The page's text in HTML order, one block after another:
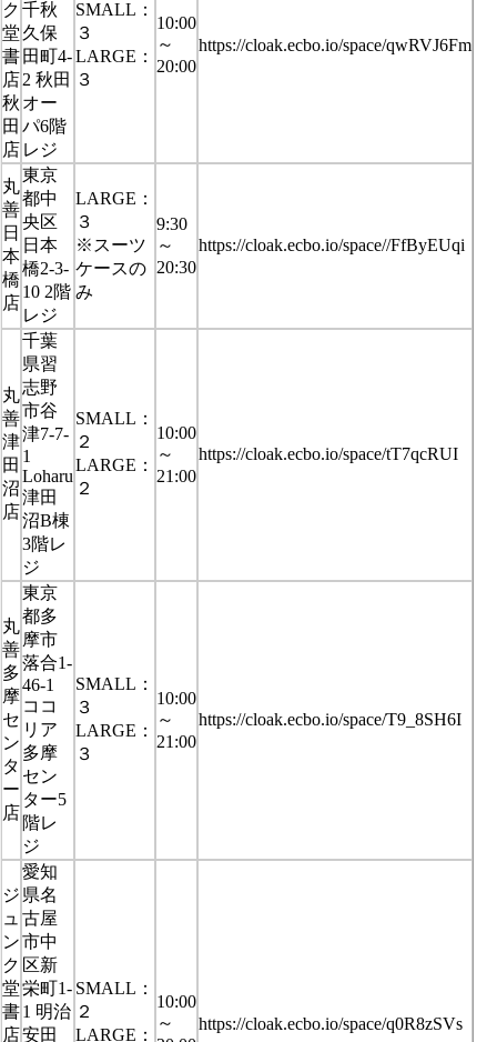
ク
堂
書
店
秋
田
店
千秋
久保
田町4-
2 秋田
オー
パ6階
レジ
SMALL：
３
LARGE：
３
10:00
～
20:00
https://cloak.ecbo.io/space/qwRVJ6Fm
丸
善
日
本
橋
店
東京
都中
央区
日本
橋2-3-
10 2階
レジ
LARGE：
３
※スーツ
ケースの
み
9:30
～
20:30
https://cloak.ecbo.io/space//FfByEUqi
丸
善
津
田
沼
店
千葉
県習
志野
市谷
津7-7-
1
Loharu
津田
沼B棟
3階レ
ジ
SMALL：
２
LARGE：
２
10:00
～
21:00
https://cloak.ecbo.io/space/tT7qcRUI
丸
善
多
摩
セ
ン
タ
ー
店
東京
都多
摩市
落合1-
46-1
ココ
リア
多摩
セン
ター5
階レ
ジ
SMALL：
３
LARGE：
３
10:00
～
21:00
https://cloak.ecbo.io/space/T9_8SH6I
ジ
ュ
ン
ク
堂
書
店
愛知
県名
古屋
市中
区新
栄町1-
1 明治
安田
SMALL：
２
LARGE：
10:00
～
https://cloak.ecbo.io/space/q0R8zSVs